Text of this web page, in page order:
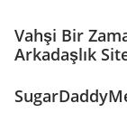
Vahşi Bir
Arkadaşlık